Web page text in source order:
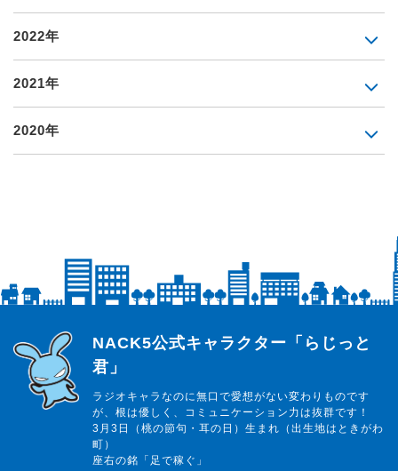
2022年
2021年
2020年
らじっと君
NACK5公式キャラクター「らじっと
君」
ラジオキャラなのに無口で愛想がない変わりものです
が、根は優しく、コミュニケーション力は抜群です！
3月3日（桃の節句・耳の日）生まれ（出生地はときがわ
町）
座右の銘「足で稼ぐ」